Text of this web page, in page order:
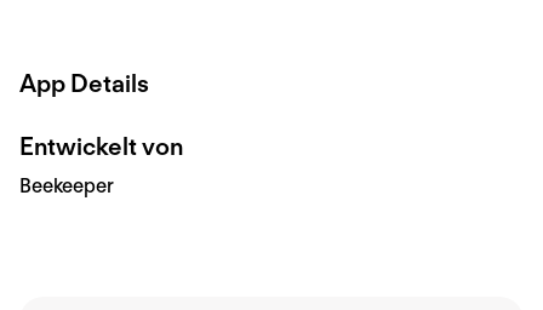
App Details
Entwickelt von
Beekeeper